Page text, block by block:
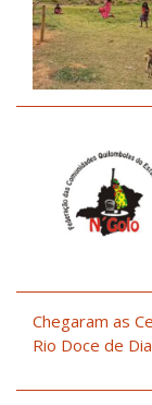
Chegaram as
Rio Doce de